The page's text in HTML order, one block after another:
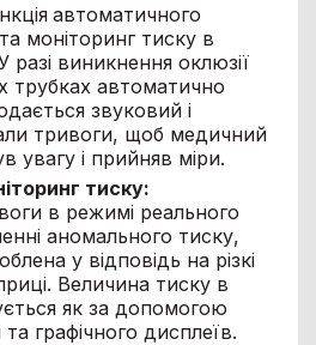
автоматичного
моніторинг тиску в
разі виникнення оклюзії
трубках автоматично
звуковий і
тривоги, щоб медичний
увагу і прийняв міри.
тиску:
в режимі реального
аномального тиску,
у відповідь на різкі
Величина тиску в
як за допомогою
графічного дисплеїв.